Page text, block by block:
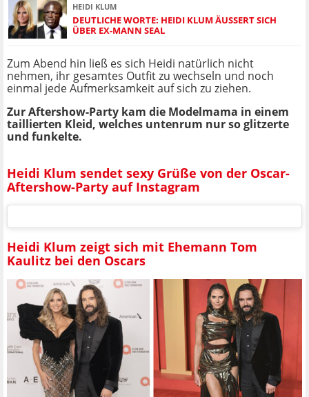
HEIDI KLUM
DEUTLICHE WORTE: HEIDI KLUM ÄUSSERT SICH Ü
BER EX-MANN SEAL
Zum Abend hin ließ es sich Heidi natürlich nicht
nehmen, ihr gesamtes Outfit zu wechseln und noch
einmal jede Aufmerksamkeit auf sich zu ziehen.
Zur Aftershow-Party kam die Modelmama in einem
taillierten Kleid, welches untenrum nur so glitzerte
und funkelte.
Heidi Klum sendet sexy Grüße von der Oscar-
Aftershow-Party auf Instagram
Heidi Klum zeigt sich mit Ehemann Tom
Kaulitz bei den Oscars